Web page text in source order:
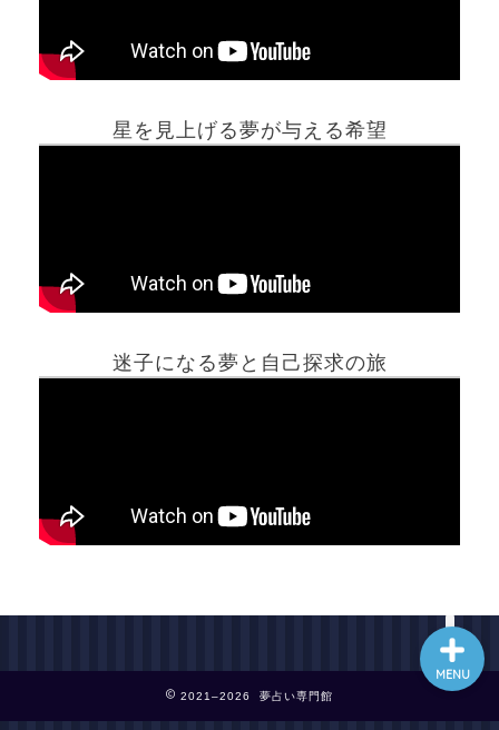
星を見上げる夢が与える希望
迷子になる夢と自己探求の旅
2021–2026 夢占い専門館
MENU
ホーム
最新記事動画